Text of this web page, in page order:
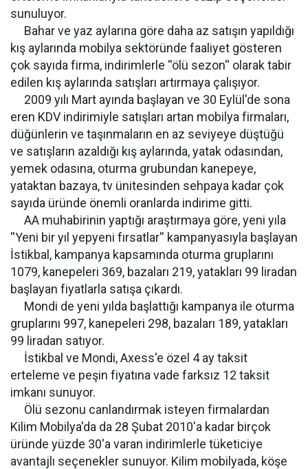
sunuluyor.
Bahar ve yaz aylarına göre daha az satışın yapıldığı
kış aylarında mobilya sektöründe faaliyet gösteren
çok sayıda firma, indirimlerle ''ölü sezon'' olarak tabir
edilen kış aylarında satışları artırmaya çalışıyor.
2009 yılı Mart ayında başlayan ve 30 Eylül'de sona
eren KDV indirimiyle satışları artan mobilya firmaları,
düğünlerin ve taşınmaların en az seviyeye düştüğü
ve satışların azaldığı kış aylarında, yatak odasından,
yemek odasına, oturma grubundan kanepeye,
yataktan bazaya, tv ünitesinden sehpaya kadar çok
sayıda üründe önemli oranlarda indirime gitti.
AA muhabirinin yaptığı araştırmaya göre, yeni yıla
''Yeni bir yıl yepyeni fırsatlar'' kampanyasıyla başlayan
İstikbal, kampanya kapsamında oturma gruplarını
1079, kanepeleri 369, bazaları 219, yatakları 99 liradan
başlayan fiyatlarla satışa çıkardı.
Mondi de yeni yılda başlattığı kampanya ile oturma
gruplarını 997, kanepeleri 298, bazaları 189, yatakları
99 liradan satıyor.
İstikbal ve Mondi, Axess'e özel 4 ay taksit
erteleme ve peşin fiyatına vade farksız 12 taksit
imkanı sunuyor.
Ölü sezonu canlandırmak isteyen firmalardan
Kilim Mobilya'da da 28 Şubat 2010'a kadar birçok
üründe yüzde 30'a varan indirimlerle tüketiciye
avantajlı seçenekler sunuyor. Kilim mobilyada, köşe